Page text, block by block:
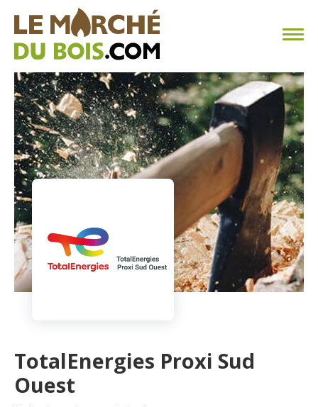
CHAUFFAGE AU BOIS
FAQ
CALCULER SA CONSOMMATION
TROUVER SON FOURNISSEUR
BLOG
ESPACE PRO
TotalEnergies Proxi Sud
Ouest